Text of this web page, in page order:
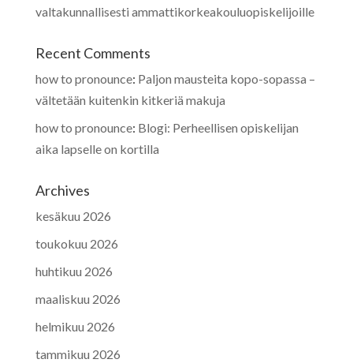
valtakunnallisesti ammattikorkeakouluopiskelijoille
Recent Comments
how to pronounce: Paljon mausteita kopo-sopassa –
vältetään kuitenkin kitkeriä makuja
how to pronounce: Blogi: Perheellisen opiskelijan
aika lapselle on kortilla
Archives
kesäkuu 2026
toukokuu 2026
huhtikuu 2026
maaliskuu 2026
helmikuu 2026
tammikuu 2026